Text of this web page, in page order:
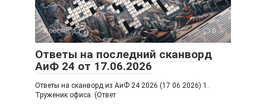
Кроссворд 0
Ответы на последний сканворд
АиФ 24 от 17.06.2026
Ответы на сканворд из АиФ 24 2026 (17 06 2026) 1.
Труженик офиса. (Ответ